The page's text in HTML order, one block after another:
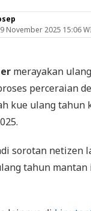
November 2025 15:06
merayakan
perceraian
kue ulang tahun
sorotan netizen
tahun